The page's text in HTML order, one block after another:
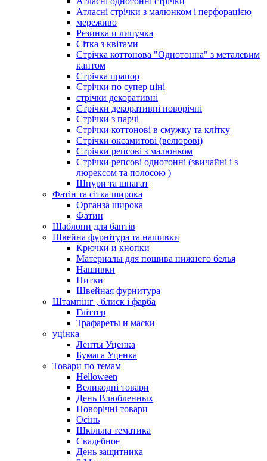
Атласні стрічки з малюнком і перфорацією
мереживо
Резинка и липучка
Сітка з квітами
Стрічка коттонова "Однотонна" з металевим
кантом
Стрічка прапор
Стрічки по супер ціні
стрічки декоративні
Стрічки декоративні новорічні
Стрічки з парчі
Стрічки коттонові в смужку та клітку
Стрічки оксамитові (велюрові)
Стрічки репсові з малюнком
Стрічки репсові однотонні (звичайні і з
люрексом та полосою )
Шнури та шпагат
Фатін та сітка широка
Органза широка
Фатин
Шаблони для бантів
Швейна фурнітура та нашивки
Крючки и кнопки
Материалы для пошива нижнего белья
Нашивки
Нитки
Швейная фурнитура
Штампінг , блиск і фарба
Гліттер
Трафареты и маски
уцінка
Ленты Уценка
Бумага Уценка
Товари по темам
Helloween
Великодні товари
День Влюбленных
Новорічні товари
Осінь
Шкільна тематика
Свадебное
День защитника